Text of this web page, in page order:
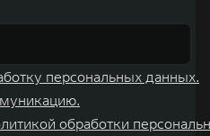
персональных данных.
обработки